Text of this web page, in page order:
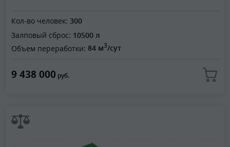
Кол-во человек: 300
Залповый сброс: 10500 л
Объем переработки: 84 м3/сут
9 438 000 руб.